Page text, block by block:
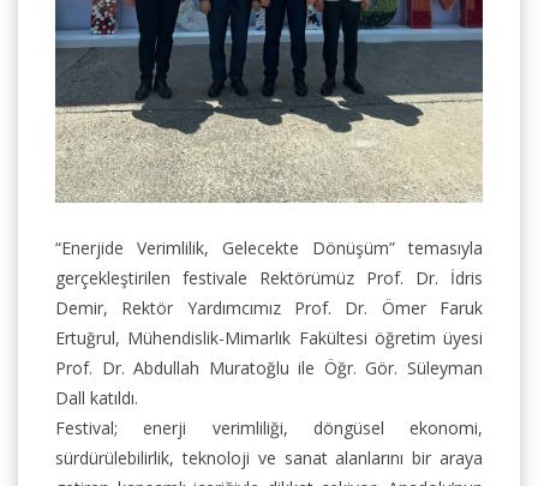
“Enerjide Verimlilik, Gelecekte Dönüşüm” temasıyla
gerçekleştirilen festivale Rektörümüz Prof. Dr. İdris
Demir, Rektör Yardımcımız Prof. Dr. Ömer Faruk
Ertuğrul, Mühendislik-Mimarlık Fakültesi öğretim üyesi
Prof. Dr. Abdullah Muratoğlu ile Öğr. Gör. Süleyman
Dall katıldı.
Festival; enerji verimliliği, döngüsel ekonomi,
sürdürülebilirlik, teknoloji ve sanat alanlarını bir araya